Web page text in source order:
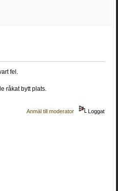
fel.
råkat bytt plats.
Anmäl till moderator Loggat